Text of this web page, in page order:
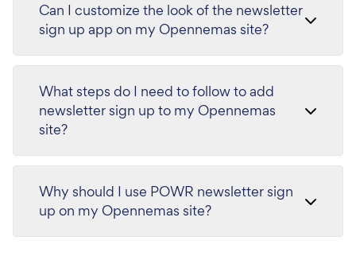
Can I customize the look of the newsletter
sign up app on my Opennemas site?
What steps do I need to follow to add
newsletter sign up to my Opennemas
site?
Why should I use POWR newsletter sign
up on my Opennemas site?